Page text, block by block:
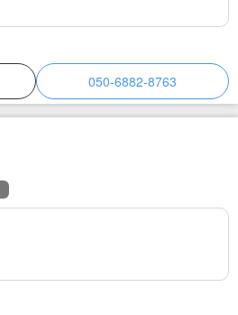
050-6882-8763